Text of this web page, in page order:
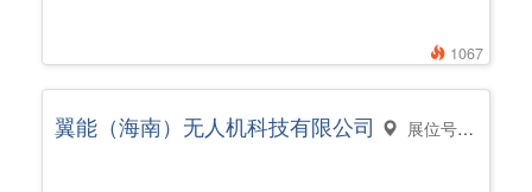
1067
翼能（海南）无人机科技有限公司 展位号： 未分配